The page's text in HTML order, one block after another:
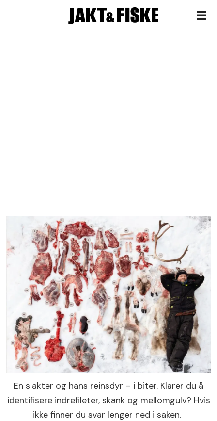
En slakter og hans reinsdyr – i biter. Klarer du å
identifisere indrefileter, skank og mellomgulv? Hvis
ikke finner du svar lenger ned i saken.